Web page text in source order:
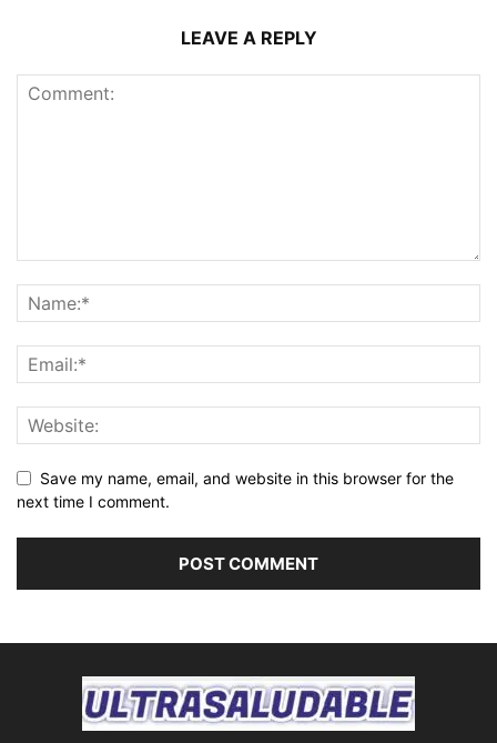
LEAVE A REPLY
Save my name, email, and website in this browser for the
next time I comment.